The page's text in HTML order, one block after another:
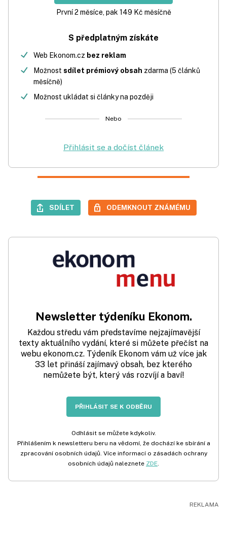
První 2 měsíce, pak 149 Kč měsíčně
S předplatným získáte
Web Ekonom.cz bez reklam
Možnost sdílet prémiový obsah zdarma (5 článků
měsíčně)
Možnost ukládat si články na později
Nebo
Přihlásit se a dočíst článek
SDÍLET ODEMKNOUT ZNÁMÉMU
Newsletter týdeníku Ekonom.
Každou středu vám představíme nejzajímavější
texty aktuálního vydání, které si můžete přečíst na
webu ekonom.cz. Týdeník Ekonom vám už více jak
33 let přináší zajímavý obsah, bez kterého
nemůžete být, který vás rozvíjí a baví!
PŘIHLÁSIT SE K ODBĚRU
Odhlásit se můžete kdykoliv.
Přihlášením k newsletteru beru na vědomí, že dochází ke sbírání a
zpracování osobních údajů. Více informací o zásadách ochrany
osobních údajů naleznete ZDE.